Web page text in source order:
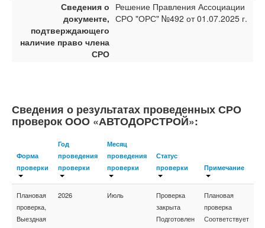
Сведения о
документе,
подтверждающего
наличие право члена
СРО
Решение Правления Ассоциации
СРО "ОРС" №492 от 01.07.2025 г.
Сведения о результатах проведенных СРО
проверок ООО «АВТОДОРСТРОЙ»:
Форма
проверки
Год
проведения
проверки
Месяц
проведения
проверки
Статус
проверки
Примечание
Плановая
проверка,
Выездная
2026 Июль
Проверка
закрыта
Подготовлен
Плановая
проверка
Соответствует